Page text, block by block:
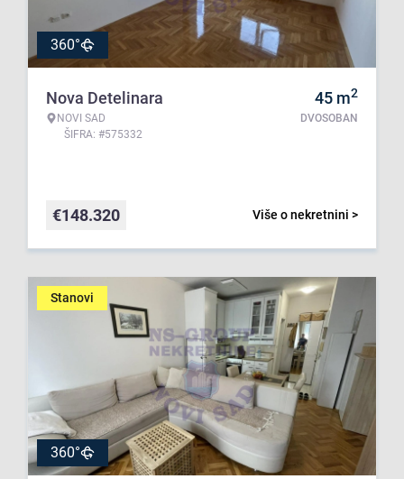
360°
Nova Detelinara
NOVI SAD
ŠIFRA: #575332
45 m2
DVOSOBAN
Više o nekretnini >
€148.320
Stanovi
360°